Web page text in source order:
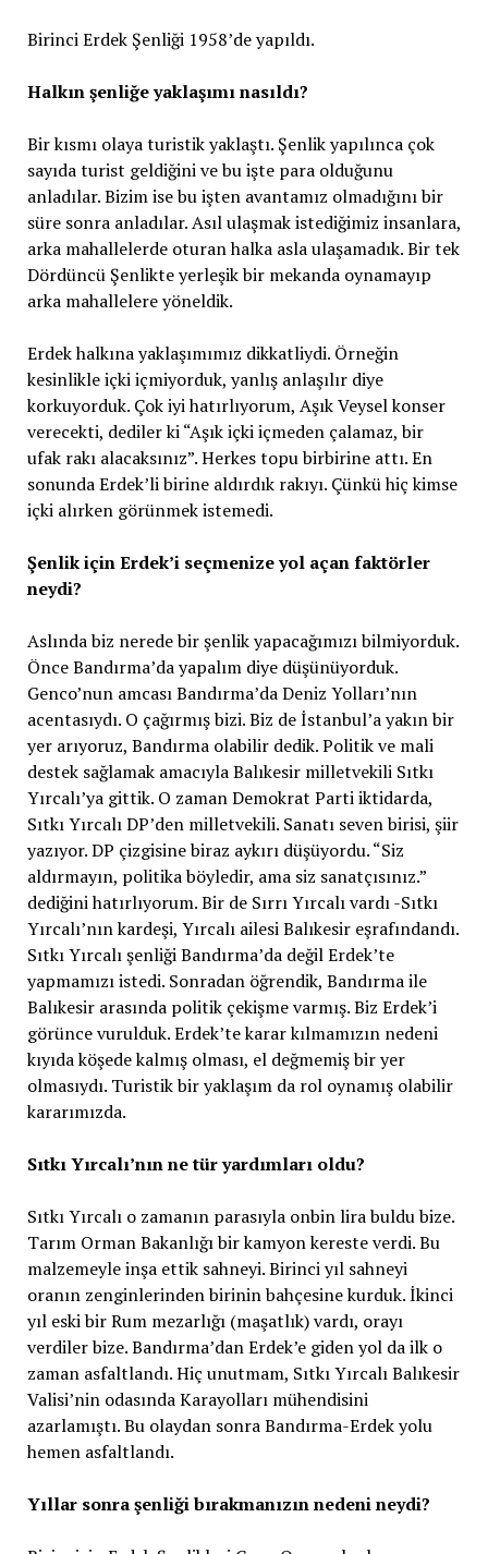
Birinci Erdek Şenliği 1958’de yapıldı.
Halkın şenliğe yaklaşımı nasıldı?
Bir kısmı olaya turistik yaklaştı. Şenlik yapılınca çok
sayıda turist geldiğini ve bu işte para olduğunu
anladılar. Bizim ise bu işten avantamız olmadığını bir
süre sonra anladılar. Asıl ulaşmak istediğimiz insanlara,
arka mahallelerde oturan halka asla ulaşamadık. Bir tek
Dördüncü Şenlikte yerleşik bir mekanda oynamayıp
arka mahallelere yöneldik.
Erdek halkına yaklaşımımız dikkatliydi. Örneğin
kesinlikle içki içmiyorduk, yanlış anlaşılır diye
korkuyorduk. Çok iyi hatırlıyorum, Aşık Veysel konser
verecekti, dediler ki “Aşık içki içmeden çalamaz, bir
ufak rakı alacaksınız”. Herkes topu birbirine attı. En
sonunda Erdek’li birine aldırdık rakıyı. Çünkü hiç kimse
içki alırken görünmek istemedi.
Şenlik için Erdek’i seçmenize yol açan faktörler
neydi?
Aslında biz nerede bir şenlik yapacağımızı bilmiyorduk.
Önce Bandırma’da yapalım diye düşünüyorduk.
Genco’nun amcası Bandırma’da Deniz Yolları’nın
acentasıydı. O çağırmış bizi. Biz de İstanbul’a yakın bir
yer arıyoruz, Bandırma olabilir dedik. Politik ve mali
destek sağlamak amacıyla Balıkesir milletvekili Sıtkı
Yırcalı’ya gittik. O zaman Demokrat Parti iktidarda,
Sıtkı Yırcalı DP’den milletvekili. Sanatı seven birisi, şiir
yazıyor. DP çizgisine biraz aykırı düşüyordu. “Siz
aldırmayın, politika böyledir, ama siz sanatçısınız.”
dediğini hatırlıyorum. Bir de Sırrı Yırcalı vardı -Sıtkı
Yırcalı’nın kardeşi, Yırcalı ailesi Balıkesir eşrafındandı.
Sıtkı Yırcalı şenliği Bandırma’da değil Erdek’te
yapmamızı istedi. Sonradan öğrendik, Bandırma ile
Balıkesir arasında politik çekişme varmış. Biz Erdek’i
görünce vurulduk. Erdek’te karar kılmamızın nedeni
kıyıda köşede kalmış olması, el değmemiş bir yer
olmasıydı. Turistik bir yaklaşım da rol oynamış olabilir
kararımızda.
Sıtkı Yırcalı’nınnetür yardımları oldu?
Sıtkı Yırcalı o zamanın parasıyla onbin lira buldu bize.
Tarım Orman Bakanlığı bir kamyon kereste verdi. Bu
malzemeyle inşa ettik sahneyi. Birinci yıl sahneyi
oranın zenginlerinden birinin bahçesine kurduk. İkinci
yıl eski bir Rum mezarlığı (maşatlık) vardı, orayı
verdiler bize. Bandırma’dan Erdek’e giden yol da ilk o
zaman asfaltlandı. Hiç unutmam, Sıtkı Yırcalı Balıkesir
Valisi’nin odasında Karayolları mühendisini
azarlamıştı. Bu olaydan sonra Bandırma-Erdek yolu
hemen asfaltlandı.
Yıllar sonra şenliği bırakmanızın nedeni neydi?